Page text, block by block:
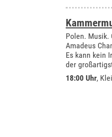
Polen. Musik.
Amadeus
Es kann kein
der
18:00 Uhr,